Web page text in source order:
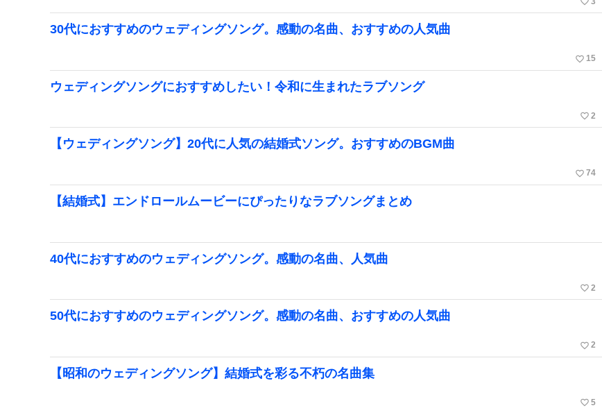
30代におすすめのウェディングソング。感動の名曲、おすすめの人気曲
favorite_border 15
ウェディングソングにおすすめしたい！令和に生まれたラブソング
favorite_border 2
【ウェディングソング】20代に人気の結婚式ソング。おすすめのBGM曲
favorite_border 74
【結婚式】エンドロールムービーにぴったりなラブソングまとめ
40代におすすめのウェディングソング。感動の名曲、人気曲
favorite_border 2
50代におすすめのウェディングソング。感動の名曲、おすすめの人気曲
favorite_border 2
【昭和のウェディングソング】結婚式を彩る不朽の名曲集
favorite_border 5